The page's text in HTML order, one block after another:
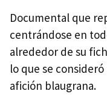
Documental que
centrándose en
alrededor de su
lo que se
afición blaugrana.